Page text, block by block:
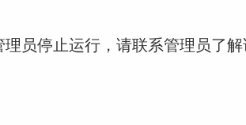
员停止运行，请联系管理员了